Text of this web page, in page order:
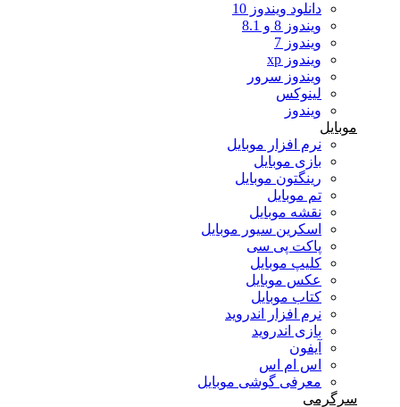
دانلود ویندوز 10
ویندوز 8 و 8.1
ویندوز 7
ویندوز xp
ویندوز سرور
لینوکس
ویندوز
موبایل
نرم افزار موبایل
بازی موبایل
رینگتون موبایل
تم موبایل
نقشه موبایل
اسکرین سیور موبایل
پاکت پی سی
کلیپ موبایل
عکس موبایل
کتاب موبایل
نرم افزار اندروید
بازی اندروید
آیفون
اس ام اس
معرفی گوشی موبایل
سرگرمی